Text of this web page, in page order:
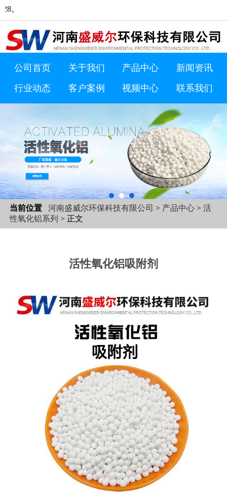
公司首页 关于我们 产品中心
新闻资讯
行业动态
客户案例 视频中心 联系我们
当前位置 河南盛威尔环保科技有限公司 > 产品中心 >活
性氧化铝系列 > 正文
活性氧化铝吸附剂